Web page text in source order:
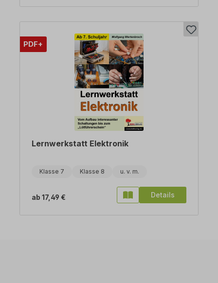
PDF+
Lernwerkstatt Elektronik
Klasse 7 Klasse 8
ab 17,49 € Details